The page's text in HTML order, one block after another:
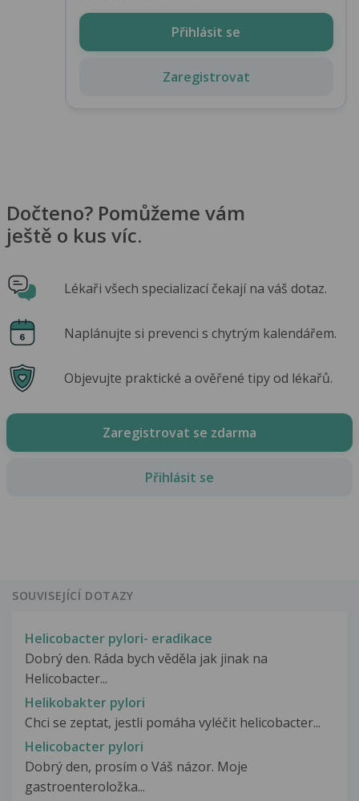
Přihlásit se
Zaregistrovat
Dočteno? Pomůžeme vám
ještě o kus víc.
Lékaři všech specializací čekají na váš dotaz.
Naplánujte si prevenci s chytrým kalendářem.
Objevujte praktické a ověřené tipy od lékařů.
Zaregistrovat se zdarma
Přihlásit se
SOUVISEJÍCÍ DOTAZY
Helicobacter pylori- eradikace
Dobrý den. Ráda bych věděla jak jinak na
Helicobacter...
Helikobakter pylori
Chci se zeptat, jestli pomáha vyléčit helicobacter...
Helicobacter pylori
Dobrý den, prosím o Váš názor. Moje
gastroenteroložka...